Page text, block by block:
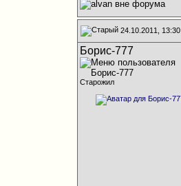
24.10.2011, 13:30
Борис-777
Старожил